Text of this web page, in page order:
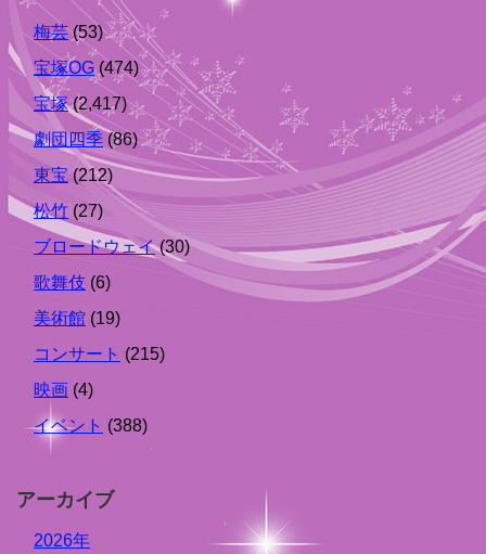
梅芸(53)
宝塚OG(474)
宝塚(2,417)
劇団四季 (86)
東宝 (212)
松竹 (27)
ブロードウェイ(30)
歌舞伎 (6)
美術館 (19)
コンサート (215)
映画 (4)
イベント (388)
アーカイブ
2026年